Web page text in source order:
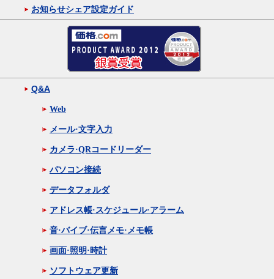
お知らせシェア設定ガイド
Q&A
Web
メール·文字入力
カメラ·QRコードリーダー
パソコン接続
データフォルダ
アドレス帳·スケジュール·アラーム
音·バイブ·伝言メモ·メモ帳
画面·照明·時計
ソフトウェア更新